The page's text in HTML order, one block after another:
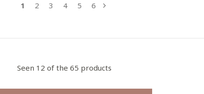
1 2 3 4 5 6
Seen 12 of the 65 products